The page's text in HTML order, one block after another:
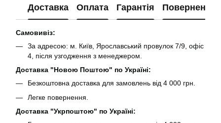
Доставка Оплата Гарантія Повернення
Самовивіз:
За адресою: м. Київ, Ярославський провулок 7/9, офіс
4, після узгодження з менеджером.
Доставка "Новою Поштою" по Україні:
Безкоштовна доставка для замовлень від 4 000 грн.
Легке повернення.
Доставка "Укрпоштою" по Україні: